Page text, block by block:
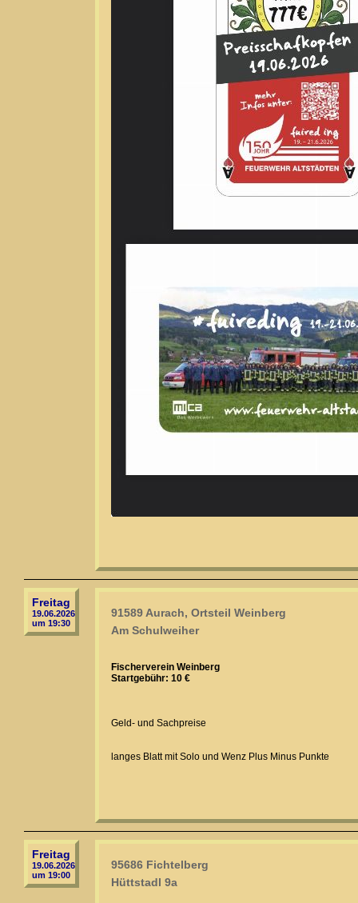
Freitag
19.06.2026
um 19:30
91589 Aurach, Ortsteil Weinberg
Am Schulweiher
Fischerverein Weinberg
Startgebühr: 10 €
Geld- und Sachpreise
langes Blatt mit Solo und Wenz Plus Minus Punkte
Freitag
19.06.2026
um 19:00
95686 Fichtelberg
Hüttstadl 9a